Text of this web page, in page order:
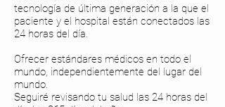
tecnología de última generación a la que el
paciente y el hospital están conectados las
24 horas del día.
Ofrecer estándares médicos en todo el
mundo, independientemente del lugar del
mundo.
Seguiré revisando tu salud las 24 horas del